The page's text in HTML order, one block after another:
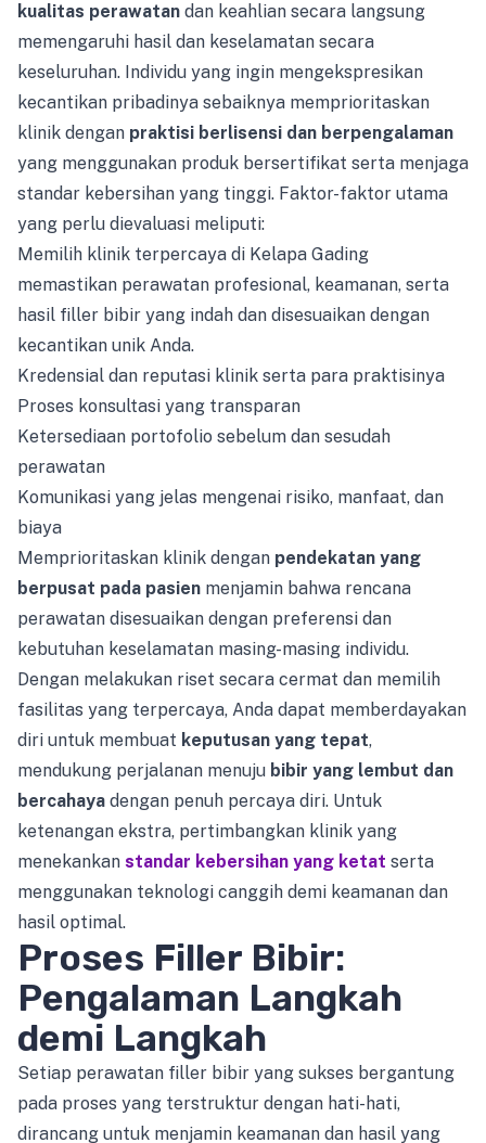
kualitas perawatan dan keahlian secara langsung
memengaruhi hasil dan keselamatan secara
keseluruhan. Individu yang ingin mengekspresikan
kecantikan pribadinya sebaiknya memprioritaskan
klinik dengan praktisi berlisensi dan berpengalaman
yang menggunakan produk bersertifikat serta menjaga
standar kebersihan yang tinggi. Faktor-faktor utama
yang perlu dievaluasi meliputi:
Memilih klinik terpercaya di Kelapa Gading
memastikan perawatan profesional, keamanan, serta
hasil filler bibir yang indah dan disesuaikan dengan
kecantikan unik Anda.
Kredensial dan reputasi klinik serta para praktisinya
Proses konsultasi yang transparan
Ketersediaan portofolio sebelum dan sesudah
perawatan
Komunikasi yang jelas mengenai risiko, manfaat, dan
biaya
Memprioritaskan klinik dengan pendekatan yang
berpusat pada pasien menjamin bahwa rencana
perawatan disesuaikan dengan preferensi dan
kebutuhan keselamatan masing-masing individu.
Dengan melakukan riset secara cermat dan memilih
fasilitas yang terpercaya, Anda dapat memberdayakan
diri untuk membuat keputusan yang tepat,
mendukung perjalanan menuju bibir yang lembut dan
bercahaya dengan penuh percaya diri. Untuk
ketenangan ekstra, pertimbangkan klinik yang
menekankan standar kebersihan yang ketat serta
menggunakan teknologi canggih demi keamanan dan
hasil optimal.
Proses Filler Bibir:
Pengalaman Langkah
demi Langkah
Setiap perawatan filler bibir yang sukses bergantung
pada proses yang terstruktur dengan hati-hati,
dirancang untuk menjamin keamanan dan hasil yang